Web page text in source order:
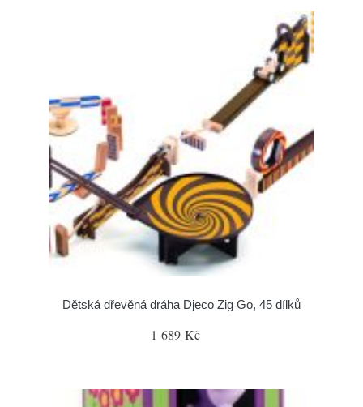
Dětská dřevěná dráha Djeco Zig Go, 45 dílků
1 689 Kč